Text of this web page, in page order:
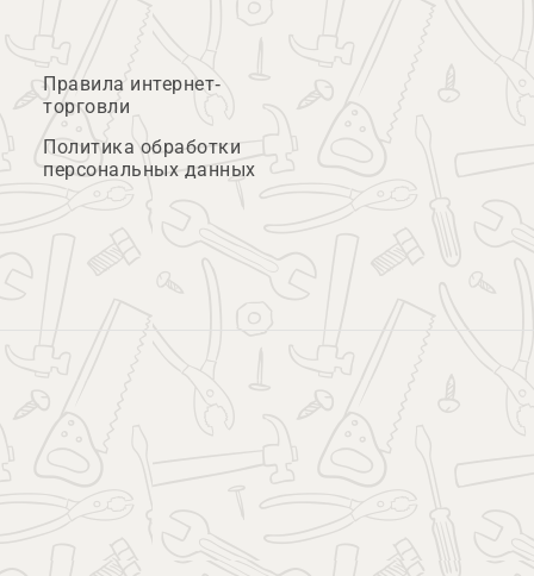
Правила интернет-
торговли
Политика обработки
персональных данных